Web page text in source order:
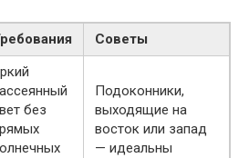
Советы
без
Подоконники,
выходящие на
восток или запад
— идеальны